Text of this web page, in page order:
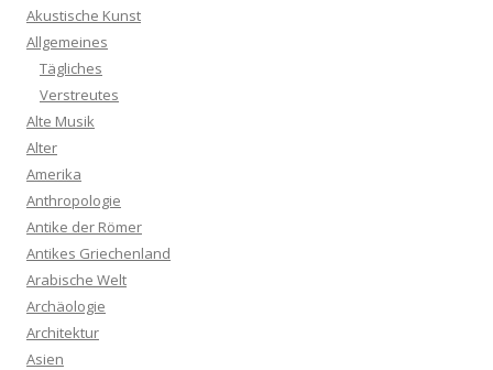
Akustische Kunst
Allgemeines
Tägliches
Verstreutes
Alte Musik
Alter
Amerika
Anthropologie
Antike der Römer
Antikes Griechenland
Arabische Welt
Archäologie
Architektur
Asien